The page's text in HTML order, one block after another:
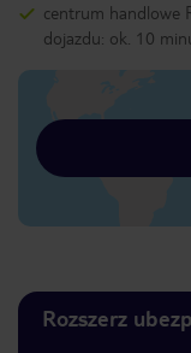
centrum handlowe
dojazdu: ok. 10
Rozszerz